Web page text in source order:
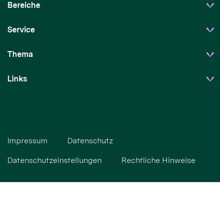
Bereiche
Service
Thema
Links
Impressum Datenschutz
Datenschutzeinstellungen Rechtliche Hinweise